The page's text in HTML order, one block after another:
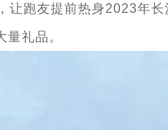
让跑友提前热身2023年
礼品。